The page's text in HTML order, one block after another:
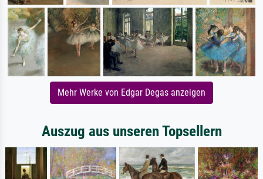
Mehr Werke von Edgar Degas anzeigen
Auszug aus unseren Topsellern